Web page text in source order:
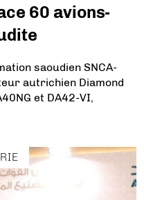
60 avions-
saoudien SNCA-
autrichien Diamond
et DA42-VI,